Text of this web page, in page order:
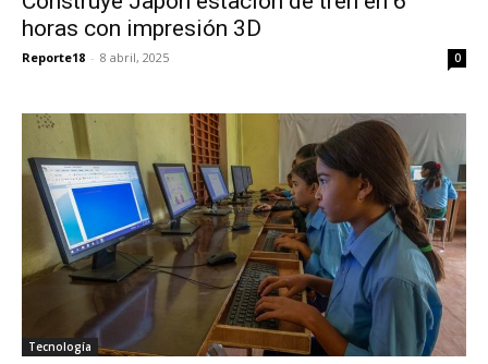
horas con impresión 3D
Reporte18 - 8 abril, 2025 0
Tecnología